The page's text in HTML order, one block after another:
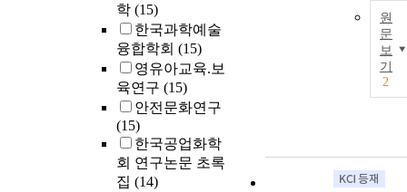
학 (15)
한국과학예술
융합학회 (15)
영유아교육.보
육연구 (15)
안전문화연구
(15)
한국공업화학
회 연구논문 초록
집 (14)
원
문
보
기
2